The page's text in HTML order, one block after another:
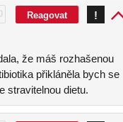
0 Reagovat !
že máš rozhašenou
přikláněla bych se
stravitelnou dietu.